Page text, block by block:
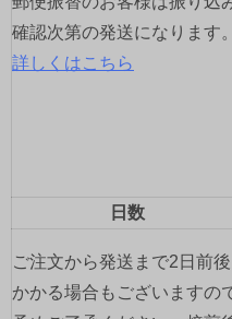
確認次第の発送になります。
詳しくはこちら
日数
ご注文から発送まで2日前後
かかる場合もございますの